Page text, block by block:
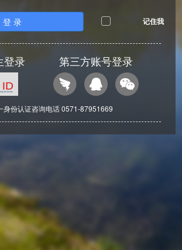
登 录 记住我
登录 第三方账号登录
身份认证咨询电话 0571-87951669